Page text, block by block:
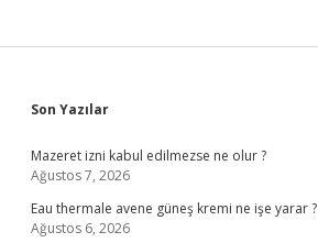
Sidebar
Son Yazılar
Mazeret izni kabul edilmezse ne olur ?
Ağustos 7, 2026
Eau thermale avene güneş kremi ne işe yarar ?
Ağustos 6, 2026